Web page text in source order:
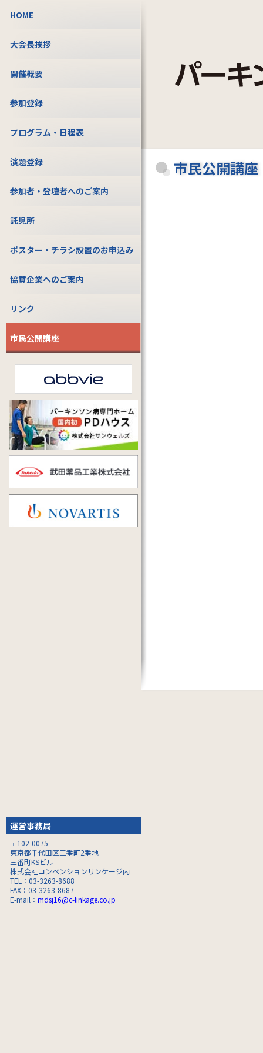
市民公開講座
HOME
大会長挨拶
開催概要
参加登録
プログラム・日程表
演題登録
参加者・登壇者へのご案内
託児所
ポスター・チラシ設置のお申込み
協賛企業へのご案内
リンク
市民公開講座
運営事務局
〒102-0075
東京都千代田区三番町2番地
三番町KSビル
株式会社コンベンションリンケージ内
TEL：03-3263-8688
FAX：03-3263-8687
E-mail： mdsj16@c-linkage.co.jp